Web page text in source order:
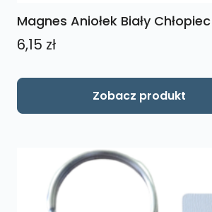
Magnes Aniołek Biały
6,15 zł
Zobacz produkt